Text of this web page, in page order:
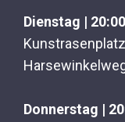
Dienstag |
Donnerstag |